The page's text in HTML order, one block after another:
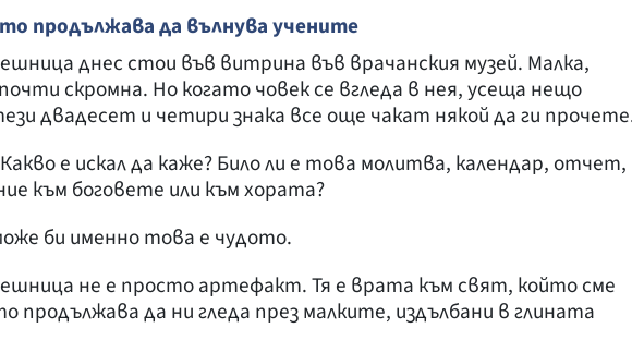
продължава да вълнува учените
днес стои във витрина във врачанския музей. Малка,
скромна. Но когато човек се вгледа в нея, усеща нещо
двадесет и четири знака все още чакат някой да ги
Какво е искал да каже? Било ли е това молитва, календар, отчет,
към боговете или към хората?
би именно това е чудото.
не е просто артефакт. Тя е врата към свят, който сме
продължава да ни гледа през малките, издълбани в глината